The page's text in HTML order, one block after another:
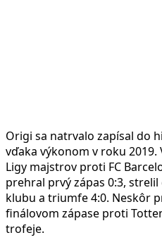
Origi sa natrvalo zapísal do
vďaka výkonom v roku
Ligy majstrov proti FC
prehral prvý zápas 0:3,
klubu a triumfe 4:0. Neskôr
finálovom zápase proti
trofeje.